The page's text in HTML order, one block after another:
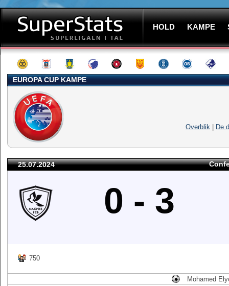
HOLD KAMPE
EUROPA CUP KAMPE
Overblik De
25.07.2024
0 - 3
750
Mohamed